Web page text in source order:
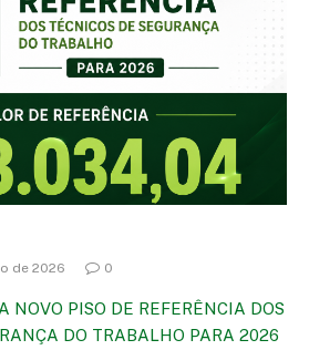
de 2026 0
NOVO PISO DE REFERÊNCIA DOS
DO TRABALHO PARA 2026